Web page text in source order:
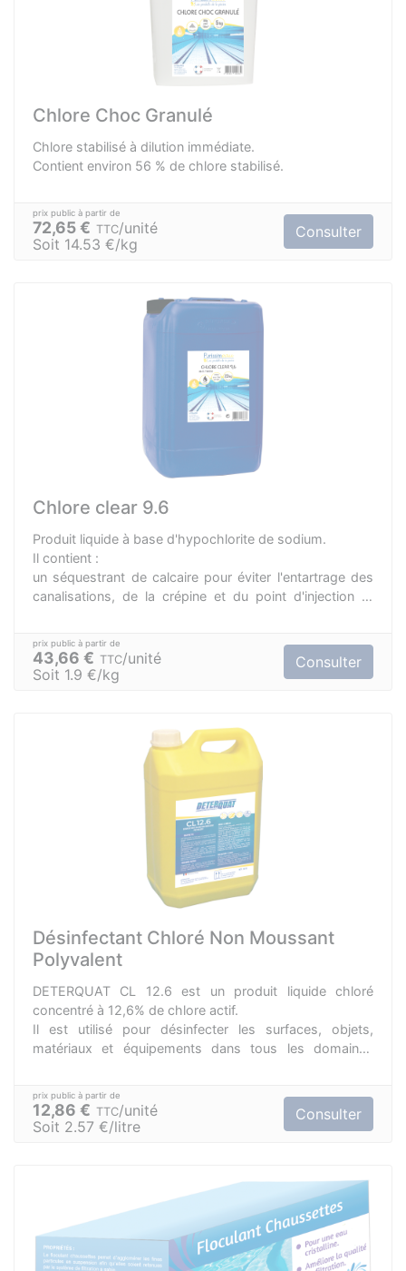
Chlore Choc Granulé
Chlore stabilisé à dilution immédiate.
Contient environ 56 % de chlore stabilisé.
72,65 € TTC unité
Soit 14.53 €/kg
Consulter
Chlore clear 9.6
Produit liquide à base d'hypochlorite de sodium.
Il contient :
un séquestrant de calcaire pour éviter l'entartrage des
canalisations, de la crépine et du point d'injection et
métalliques.
Son action permet l'élimination des bactéries, virus et
43,66 € TTC unité
Soit 1.9 €/kg
Consulter
Désinfectant Chloré Non Moussant
Polyvalent
DETERQUAT CL 12.6 est un produit liquide chloré
concentré à 12,6% de chlore actif.
Il est utilisé pour désinfecter les surfaces, objets,
matériaux et équipements dans tous les domaines
stockages des ordures et déchets).
Il s'utilise aussi bien en pulvérisation, essuyage,
12,86 € TTC unité
Soit 2.57 €/litre
Consulter